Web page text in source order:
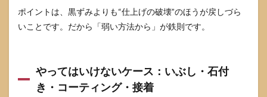
ク
10
参考に
ポイントは、黒ずみよりも“仕上げの破壊”のほうが戻しづら
いことです。だから「弱い方法から」が鉄則です。
やってはいけないケース：いぶし・石付
き・コーティング・接着